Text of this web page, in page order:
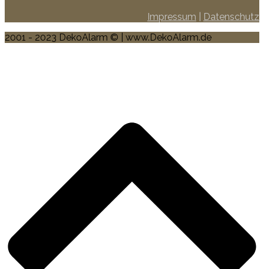
Impressum
Datenschutz
2001 - 2023 DekoAlarm © | www.DekoAlarm.de